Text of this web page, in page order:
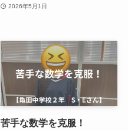
2026年5月1日
苦手な数学を克服！